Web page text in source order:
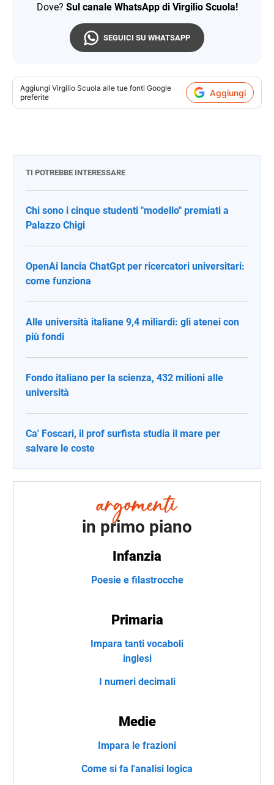
Dove? Sul canale WhatsApp di Virgilio Scuola!
SEGUICI SU WHATSAPP
Aggiungi Virgilio Scuola alle tue fonti Google
preferite
Aggiungi
TI POTREBBE INTERESSARE
Chi sono i cinque studenti "modello" premiati a
Palazzo Chigi
OpenAi lancia ChatGpt per ricercatori universitari:
come funziona
Alle università italiane 9,4 miliardi: gli atenei con
più fondi
Fondo italiano per la scienza, 432 milioni alle
università
Ca' Foscari, il prof surfista studia il mare per
salvare le coste
in primo piano
Infanzia
Poesie e filastrocche
Primaria
Impara tanti vocaboli
inglesi
I numeri decimali
Medie
Impara le frazioni
Come si fa l'analisi logica